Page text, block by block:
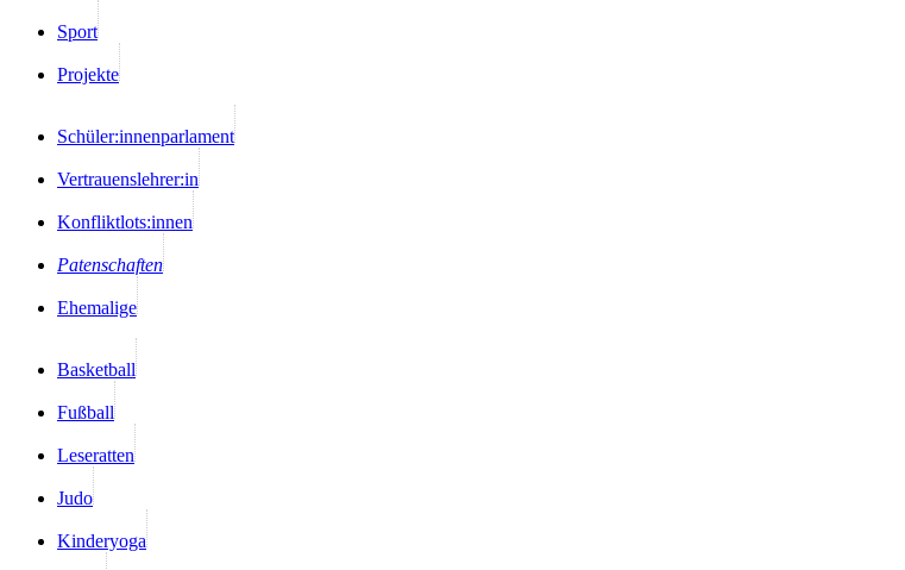
Sport
Projekte
Schüler:innenparlament
Vertrauenslehrer:in
Konfliktlots:innen
Patenschaften
Ehemalige
Basketball
Fußball
Leseratten
Judo
Kinderyoga